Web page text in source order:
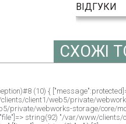
ВІДГУКИ
СХОЖІ
(10) {
client1/web5/private/
private/webworks-storage/core/
string(92) "/var/www/